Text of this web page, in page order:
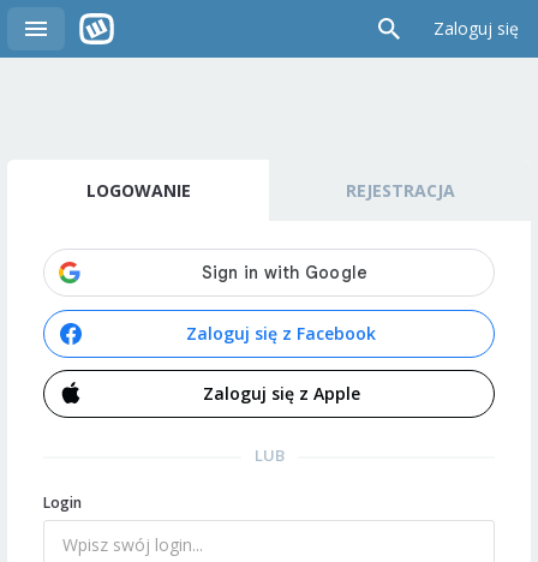
Zaloguj się
LOGOWANIE REJESTRACJA
Zaloguj się z Facebook
Zaloguj się z Apple
LUB
Login